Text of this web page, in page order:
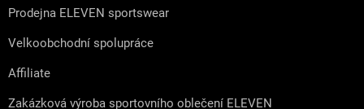
Prodejna ELEVEN sportswear
Velkoobchodní spolupráce
Affiliate
Zakázková výroba sportovního oblečení ELEVEN